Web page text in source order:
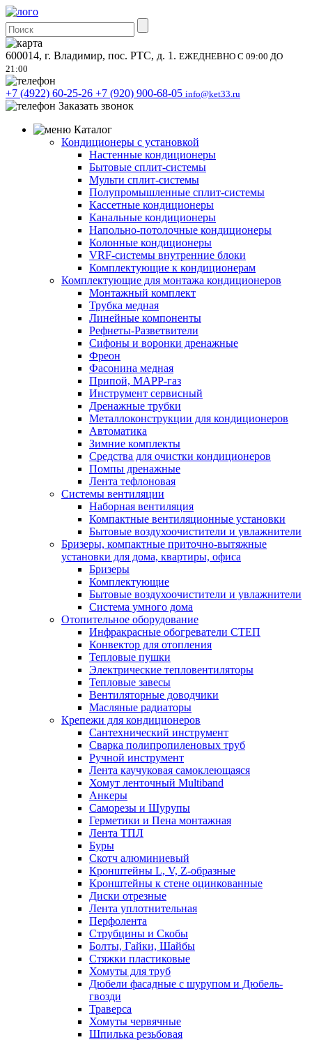
600014, г. Владимир, пос. РТС, д. 1. ЕЖЕДНЕВНО С 09:00 ДО
21:00
+7 (4922) 60-25-26 +7 (920) 900-68-05 info@ket33.ru
Заказать звонок
Каталог
Кондиционеры с установкой
Настенные кондиционеры
Бытовые сплит-системы
Мульти сплит-системы
Полупромышленные сплит-системы
Кассетные кондиционеры
Канальные кондиционеры
Напольно-потолочные кондиционеры
Колонные кондиционеры
VRF-системы внутренние блоки
Комплектующие к кондиционерам
Комплектующие для монтажа кондиционеров
Монтажный комплект
Трубка медная
Линейные компоненты
Рефнеты-Разветвители
Сифоны и воронки дренажные
Фреон
Фасонина медная
Припой, МАРР-газ
Инструмент сервисный
Дренажные трубки
Металлоконструкции для кондиционеров
Автоматика
Зимние комплекты
Средства для очистки кондиционеров
Помпы дренажные
Лента тефлоновая
Системы вентиляции
Наборная вентиляция
Компактные вентиляционные установки
Бытовые воздухоочистители и увлажнители
Бризеры, компактные приточно-вытяжные
установки для дома, квартиры, офиса
Бризеры
Комплектующие
Бытовые воздухоочистители и увлажнители
Система умного дома
Отопительное оборудование
Инфракрасные обогреватели СТЕП
Конвектор для отопления
Тепловые пушки
Электрические тепловентиляторы
Тепловые завесы
Вентиляторные доводчики
Масляные радиаторы
Крепежи для кондиционеров
Сантехнический инструмент
Сварка полипропиленовых труб
Ручной инструмент
Лента каучуковая самоклеющаяся
Хомут ленточный Multiband
Анкеры
Саморезы и Шурупы
Герметики и Пена монтажная
Лента ТПЛ
Буры
Скотч алюминиевый
Кронштейны L, V, Z-образные
Кронштейны к стене оцинкованные
Диски отрезные
Лента уплотнительная
Перфолента
Струбцины и Скобы
Болты, Гайки, Шайбы
Стяжки пластиковые
Хомуты для труб
Дюбели фасадные с шурупом и Дюбель-
гвозди
Траверса
Хомуты червячные
Шпилька резьбовая